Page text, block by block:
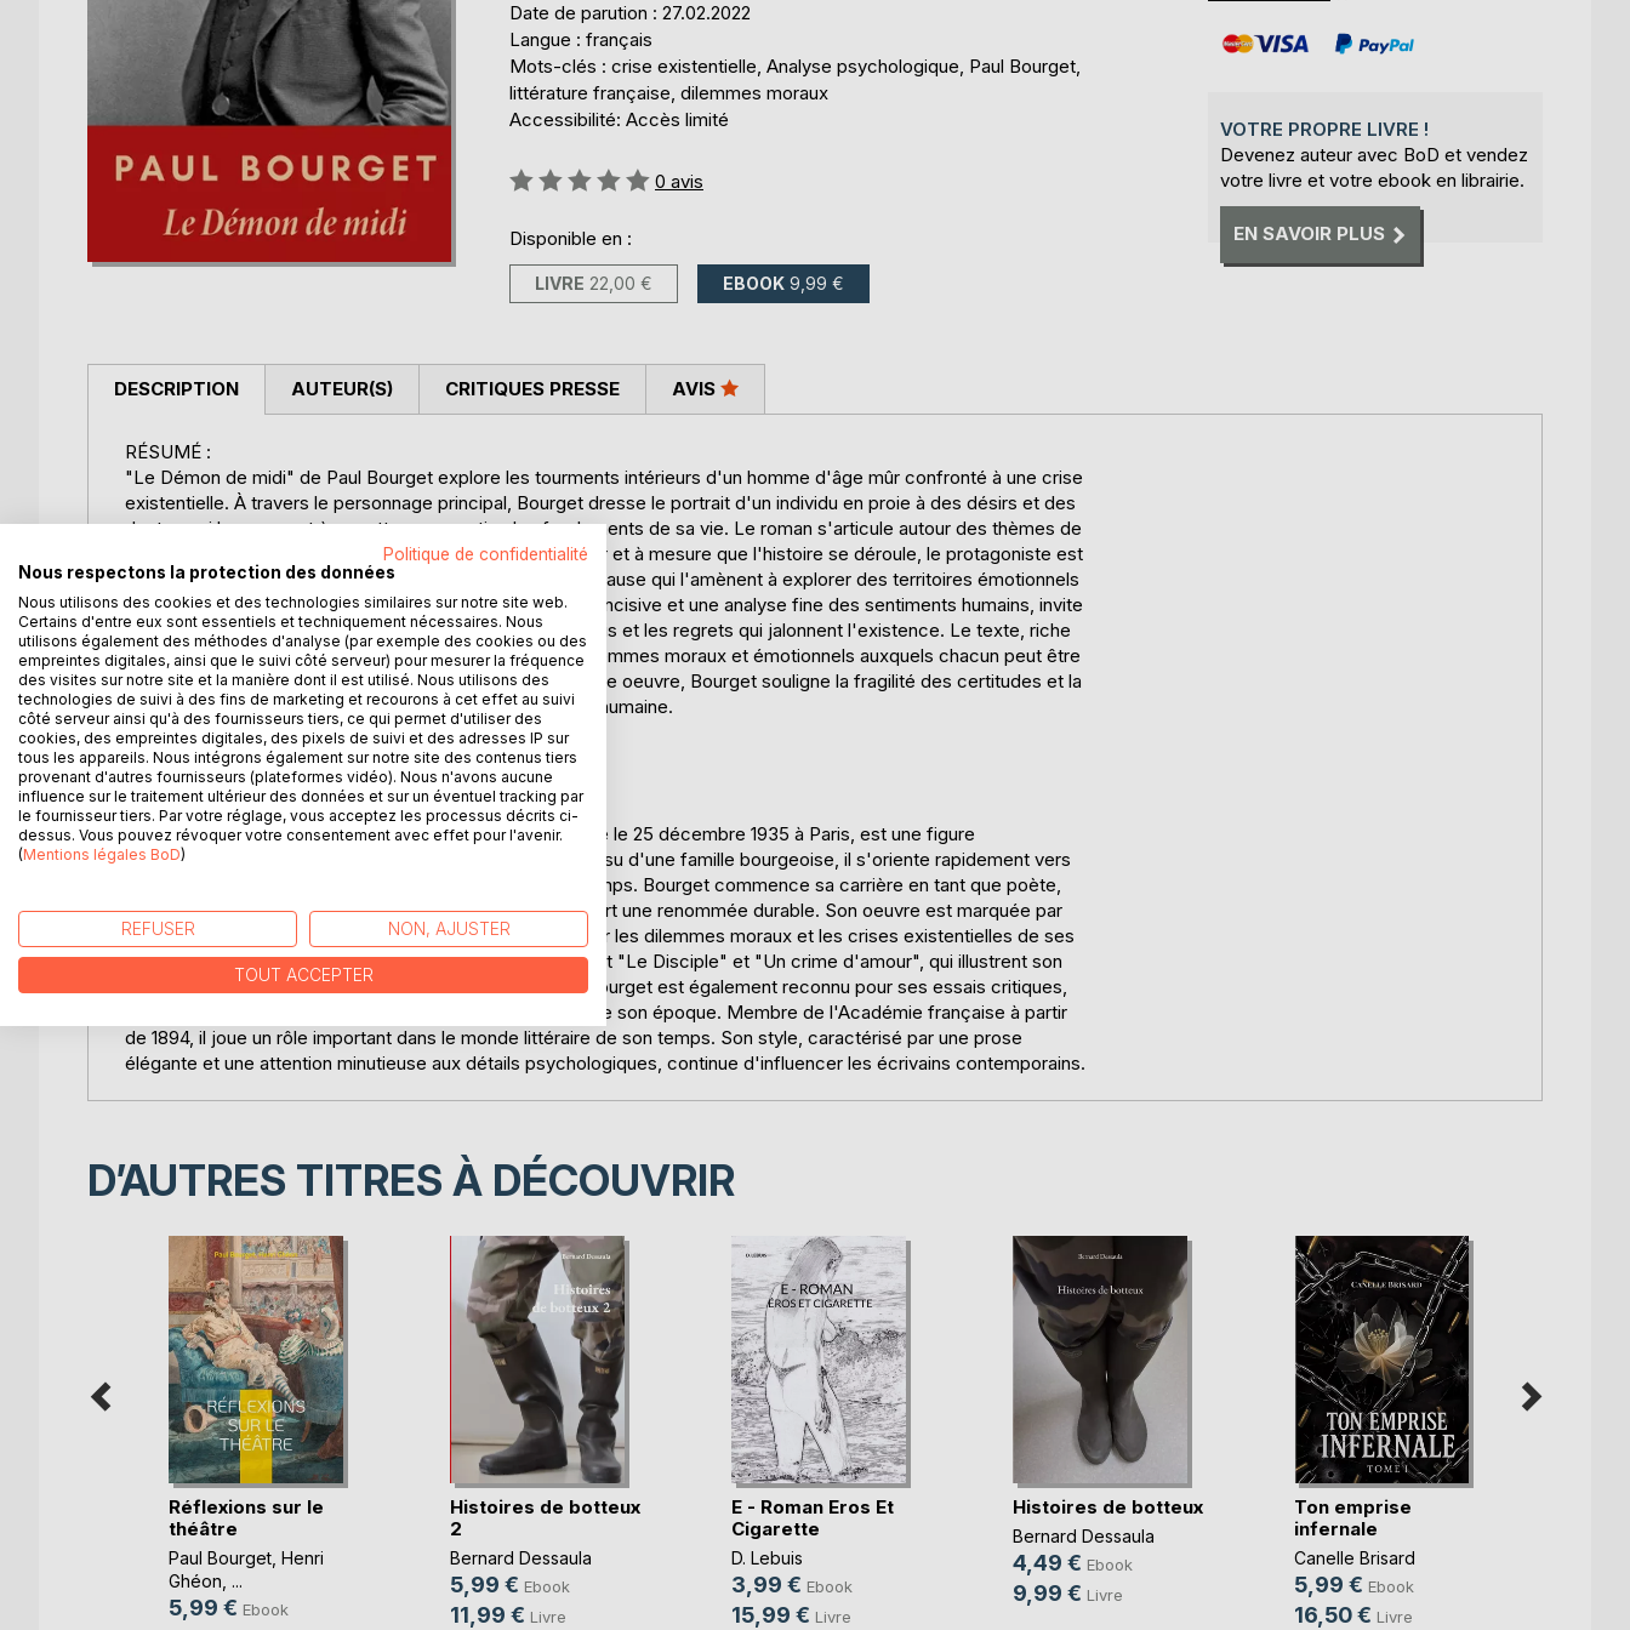
Date de parution : 27.02.2022
Langue : français
Mots-clés : crise existentielle, Analyse psychologique, Paul Bourget,
littérature française, dilemmes moraux
Accessibilité: Accès limité
Évaluation:
0 avis
Disponible en :
LIVRE 22,00 € EBOOK 9,99 €
VOTRE PROPRE LIVRE !
Devenez auteur avec BoD et vendez
votre livre et votre ebook en librairie.
EN SAVOIR PLUS
DESCRIPTION
RÉSUMÉ :
"Le Démon de midi" de Paul Bourget explore les tourments intérieurs d'un homme d'âge mûr confronté à une crise
existentielle. À travers le personnage principal, Bourget dresse le portrait d'un individu en proie à des désirs et des
doutes qui le poussent à remettre en question les fondements de sa vie. Le roman s'articule autour des thèmes de
la fidélité, du vieillissement et des illusions perdues. Au fur et à mesure que l'histoire se déroule, le protagoniste est
entraîné dans une spirale de réflexions et de remises en cause qui l'amènent à explorer des territoires émotionnels
et psychologiques complexes. Bourget, avec une plume incisive et une analyse fine des sentiments humains, invite
le lecteur à s'interroger sur les choix de vie, les compromis et les regrets qui jalonnent l'existence. Le texte, riche
en introspections et en nuances, capte l'essence des dilemmes moraux et émotionnels auxquels chacun peut être
confronté à un moment charnière de sa vie. À travers cette oeuvre, Bourget souligne la fragilité des certitudes et la
quête incessante de sens qui caractérisent l'expérience humaine.
__________________________________________
BIOGRAPHIE DE L'AUTEUR :
Paul Bourget, né le 2 septembre 1852 à Amiens et décédé le 25 décembre 1935 à Paris, est une figure
emblématique de la littérature française du XIXe siècle. Issu d'une famille bourgeoise, il s'oriente rapidement vers
les lettres, influencé par les courants littéraires de son temps. Bourget commence sa carrière en tant que poète,
mais c'est en tant que romancier et essayiste qu'il acquiert une renommée durable. Son oeuvre est marquée par
une profonde analyse psychologique, souvent centrée sur les dilemmes moraux et les crises existentielles de ses
personnages. Parmi ses oeuvres les plus connues figurent "Le Disciple" et "Un crime d'amour", qui illustrent son
talent pour explorer les complexités de l'âme humaine. Bourget est également reconnu pour ses essais critiques,
où il examine les influences littéraires et philosophiques de son époque. Membre de l'Académie française à partir
de 1894, il joue un rôle important dans le monde littéraire de son temps. Son style, caractérisé par une prose
élégante et une attention minutieuse aux détails psychologiques, continue d'influencer les écrivains contemporains.
AUTEUR(S) CRITIQUES PRESSE AVIS
D’AUTRES TITRES À DÉCOUVRIR
Réflexions sur le
théâtre
Paul Bourget, Henri
Ghéon , ...
5,99 € Ebook
Histoires de botteux
2
Bernard Dessaula
5,99 € Ebook
11,99 € Livre
E - Roman Eros Et
Cigarette
D. Lebuis
3,99 € Ebook
15,99 € Livre
Histoires de botteux
Bernard Dessaula
4,49 € Ebook
9,99 € Livre
Ton emprise
infernale
Canelle Brisard
5,99 € Ebook
16,50 € Livre
Politique de confidentialité
Nous respectons la protection des données
Nous utilisons des cookies et des technologies similaires sur notre site web.
Certains d'entre eux sont essentiels et techniquement nécessaires. Nous
utilisons également des méthodes d'analyse (par exemple des cookies ou des
empreintes digitales, ainsi que le suivi côté serveur) pour mesurer la fréquence
des visites sur notre site et la manière dont il est utilisé. Nous utilisons des
technologies de suivi à des fins de marketing et recourons à cet effet au suivi
côté serveur ainsi qu'à des fournisseurs tiers, ce qui permet d'utiliser des
cookies, des empreintes digitales, des pixels de suivi et des adresses IP sur
tous les appareils. Nous intégrons également sur notre site des contenus tiers
provenant d'autres fournisseurs (plateformes vidéo). Nous n'avons aucune
influence sur le traitement ultérieur des données et sur un éventuel tracking par
le fournisseur tiers. Par votre réglage, vous acceptez les processus décrits ci-
dessus. Vous pouvez révoquer votre consentement avec effet pour l'avenir.
(Mentions légales BoD)
REFUSER NON, AJUSTER
TOUT ACCEPTER